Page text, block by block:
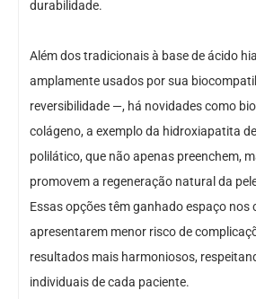
durabilidade.
Além dos tradicionais à base de ácido
amplamente usados por sua
reversibilidade —, há novidades como
colágeno, a exemplo da hidroxiapatita
polilático, que não apenas preenchem,
promovem a regeneração natural da
Essas opções têm ganhado espaço nos
apresentarem menor risco de
resultados mais harmoniosos,
individuais de cada paciente.